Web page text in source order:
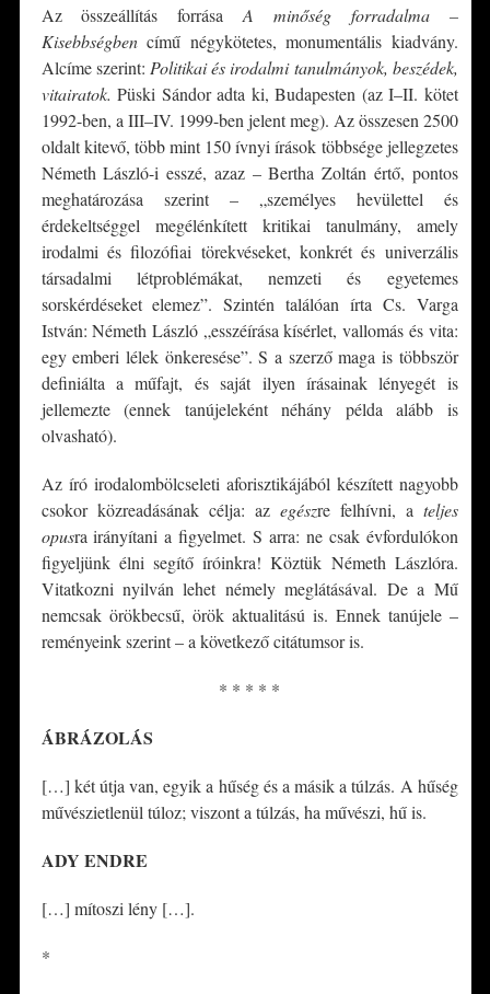
Az összeállítás forrásaA minőség forradalma –
Kisebbségbencímű négykötetes, monumentális kiadvány.
Alcíme szerint: Politikai és irodalmi tanulmányok, beszédek,
vitairatok.Püski Sándor adta ki, Budapesten (az I–II. kötet
1992-ben, a III–IV. 1999-ben jelent meg). Az összesen 2500
oldalt kitevő, több mint 150 ívnyi írások többsége jellegzetes
Németh László-i esszé, azaz – Bertha Zoltán értő, pontos
meghatározása szerint – „személyes hevülettel és
érdekeltséggel megélénkített kritikai tanulmány, amely
irodalmi és filozófiai törekvéseket, konkrét és univerzális
társadalmi létproblémákat, nemzeti és egyetemes
sorskérdéseket elemez”. Szintén találóan írta Cs. Varga
István: Németh László „esszéírása kísérlet, vallomás és vita:
egy emberi lélek önkeresése”. S a szerző maga is többször
definiálta a műfajt, és saját ilyen írásainak lényegét is
jellemezte (ennek tanújeleként néhány példa alább is
olvasható).
Az író irodalombölcseleti aforisztikájából készített nagyobb
csokor közreadásának célja: az egészre felhívni, a teljes
opusra irányítani a figyelmet. S arra: ne csak évfordulókon
figyeljünk élni segítő íróinkra! Köztük Németh Lászlóra.
Vitatkozni nyilván lehet némely meglátásával. De a Mű
nemcsak örökbecsű, örök aktualitású is. Ennek tanújele –
reményeink szerint – a következő citátumsor is.
* * * * *
ÁBRÁZOLÁS
[…] két útja van, egyik a hűség és a másik a túlzás. A hűség
művészietlenül túloz; viszont a túlzás, ha művészi, hű is.
ADY ENDRE
[…] mítoszi lény […].
*